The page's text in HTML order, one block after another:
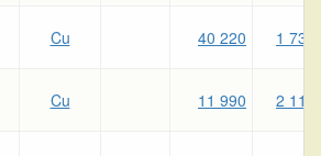
Cu 40 220 1 730
Cu 11 990 2 110